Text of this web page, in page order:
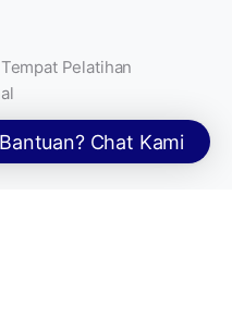
Pelatihan
Chat Kami